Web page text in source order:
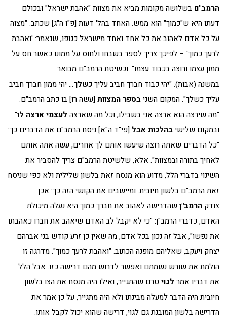
הרמב"ם בשלושה מקומות מביא את מצוות "אהבת ישראל" ובכולם
דעתו היא ש"כמוך" הוא ממש. האחד בהל' דעות [פ"ו ה"ג] שכתב: "מצוה
על כל אדם לאהוב את כל אחד ואחד מישראל כגופו, שנאמר: 'ואהבת
לרעך כמוך' – לפיכך צריך לספר בשבחו ולחוס על ממונו כאשר חס על
ממון עצמו ורוצה בכבוד עצמו". וכשיטת הרמב"ם מבואר
במשנה (אבות): "יהי כבוד חברך חביב עליךכשלך… יהי ממון חברך חביב
עליך כשלך". המקום השניבספר המצוות[עשה רו] בו כתב הרמב"ם:
"מה שירצה הוא ארצה אני בשבילו, וכל מה שארצה לעצמי ארצה לו".
ובמקום שלישיבהלכות אבל [פי"ד ה"א] ניסח הרמב"ם את הדברים כך:
"כל הדברים שאתה רוצה שיעשו אותם לך אחרים, עשה אתה אותם
לאחיך בתורה ובמצוות". אלא, שלשיטת הרמב"ם צריך להסביר את
השינוי בדברי הלל, מדוע הוא מנסח זאת בלשון שלילית ולא כפי שניסח
זאת הרמב"ם בלשון חיובית. ומיישבים את הקושי הזה כך: אכן
צודק הרמב"ן שהדרישה לאהוב את חברך כמוך היא נעלה מיכולת
האדם, כדברי הרמב"ן: "כי לא יקבל לב האדם שיאהב את חברו כאהבתו
את נפשו", אבל זה נכון בכל אדם, מה שאין כן זרע קודש בני אברהם
יצחק ויעקב, שאליהם מופנה הכתוב: "ואהבת לרעך כמוך". מדרגה זו
הולמת את שורש נשמתם ואפשר לדרוש מהם דרישה כזו. אבל הלל
את דבריו אמר לגוי טרם שהתגייר, ואילו היה מנסח את הצו בלשון
חיובית היה הדבר למעלה מבינתו ולא היה מתגייר, על כן אמר את
הדרישה בלשון המובנת גם לגוי, דרישה שהוא יכול לקבל אותו.